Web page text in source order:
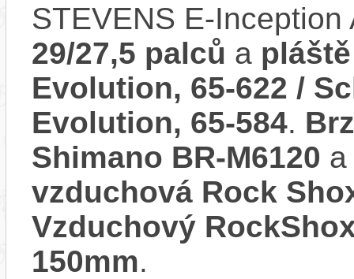
STEVENS E-
29/27,5 palců a
Evolution, 65-622 /
Evolution, 65-584.
Shimano BR-M6120
vzduchová Rock
Vzduchový
150mm.